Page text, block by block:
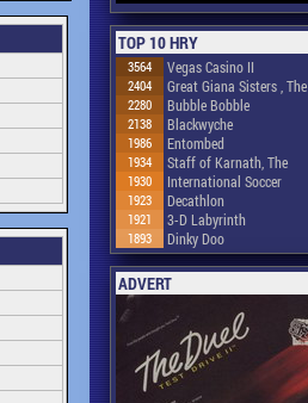
TOP 10 HRY
3564 Vegas Casino II
2404 Great Giana Sisters , The
2280 Bubble Bobble
2138 Blackwyche
1986 Entombed
1934 Staff of Karnath, The
1930 International Soccer
1923 Decathlon
1921 3-D Labyrinth
1893 Dinky Doo
ADVERT